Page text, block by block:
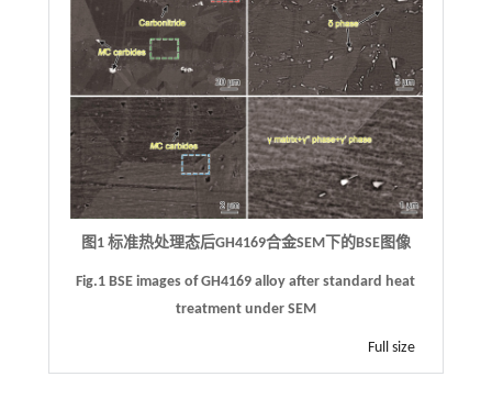
图1 标准热处理态后GH4169合金SEM下的BSE图像
Fig.1 BSE images of GH4169 alloy after standard heat
treatment under SEM
Full size